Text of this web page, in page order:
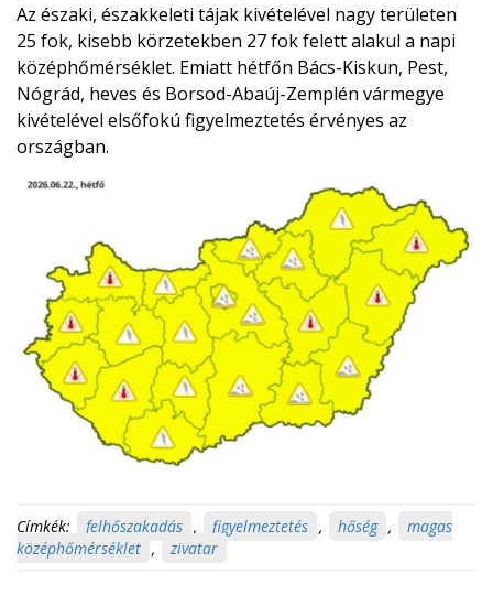
Az északi, északkeleti tájak kivételével nagy területen
25 fok, kisebb körzetekben 27 fok felett alakul a napi
középhőmérséklet. Emiatt hétfőn Bács-Kiskun, Pest,
Nógrád, heves és Borsod-Abaúj-Zemplén vármegye
kivételével elsőfokú figyelmeztetés érvényes az
országban.
Címkék: felhőszakadás , figyelmeztetés , hőség ,
magas
középhőmérséklet , zivatar